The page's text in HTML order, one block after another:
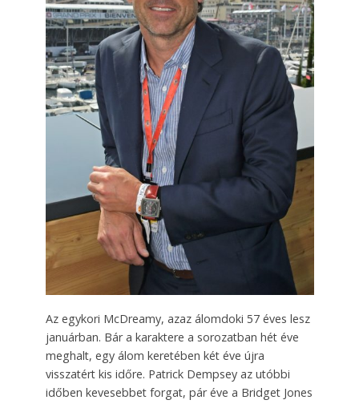
Az egykori McDreamy, azaz álomdoki 57 éves lesz
januárban. Bár a karaktere a sorozatban hét éve
meghalt, egy álom keretében két éve újra
visszatért kis időre. Patrick Dempsey az utóbbi
időben kevesebbet forgat, pár éve a Bridget Jones